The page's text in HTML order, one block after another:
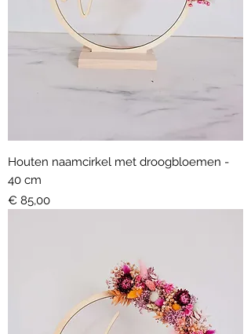
Houten naamcirkel met droogbloemen -
40 cm
Prijs
€ 85,00